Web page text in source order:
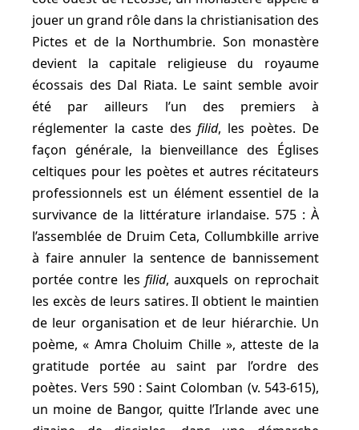
jouer un grand rôle dans la christianisation des
Pictes et de la Northumbrie. Son monastère
devient la capitale religieuse du royaume
écossais des Dal Riata. Le saint semble avoir
été par ailleurs l’un des premiers à
réglementer la caste desfilid, les poètes. De
façon générale, la bienveillance des Églises
celtiques pour les poètes et autres récitateurs
professionnels est un élément essentiel de la
survivance de la littérature irlandaise. 575 : À
l’assemblée de Druim Ceta, Collumbkille arrive
à faire annuler la sentence de bannissement
portée contre les filid, auxquels on reprochait
les excès de leurs satires. Il obtient le maintien
de leur organisation et de leur hiérarchie. Un
poème, « Amra Choluim Chille », atteste de la
gratitude portée au saint par l’ordre des
poètes. Vers 590 : Saint Colomban (v. 543-615),
un moine de Bangor, quitte l’Irlande avec une